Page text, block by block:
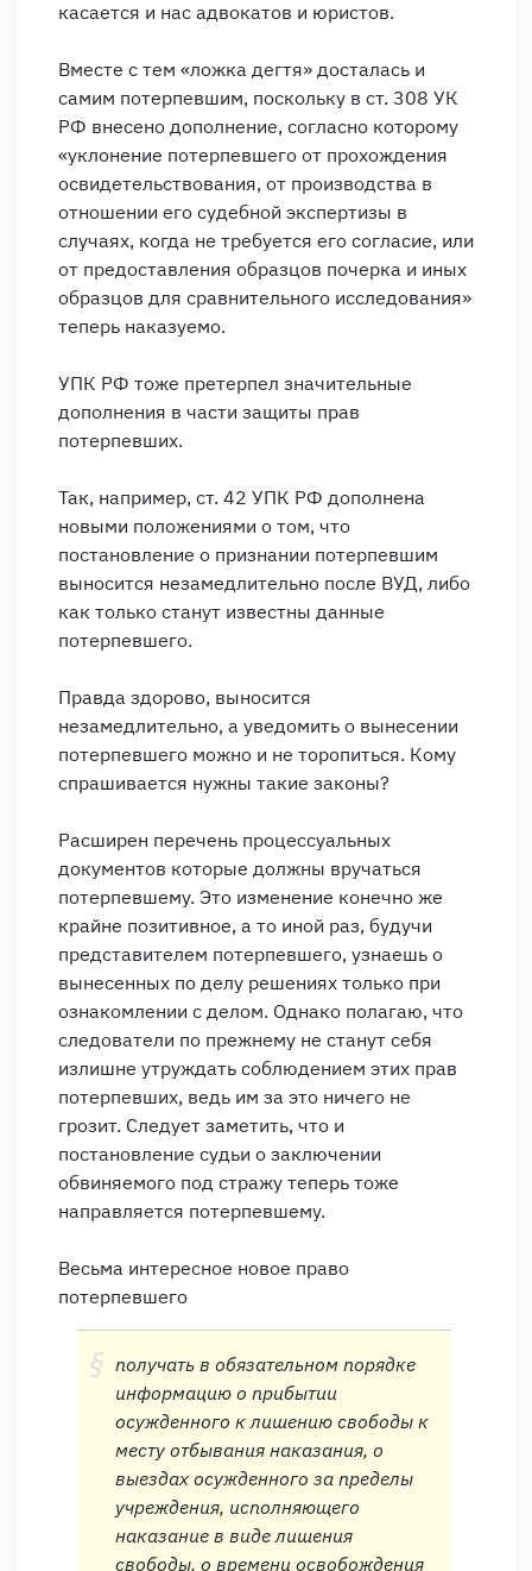
касается и нас адвокатов и юристов.
Вместе с тем «ложка дегтя» досталась и
самим потерпевшим, поскольку в ст. 308 УК
РФ внесено дополнение, согласно которому
«уклонение потерпевшего от прохождения
освидетельствования, от производства в
отношении его судебной экспертизы в
случаях, когда не требуется его согласие, или
от предоставления образцов почерка и иных
образцов для сравнительного исследования»
теперь наказуемо.
УПК РФ тоже претерпел значительные
дополнения в части защиты прав
потерпевших.
Так, например, ст. 42 УПК РФ дополнена
новыми положениями о том, что
постановление о признании потерпевшим
выносится незамедлительно после ВУД, либо
как только станут известны данные
потерпевшего.
Правда здорово, выносится
незамедлительно, а уведомить о вынесении
потерпевшего можно и не торопиться. Кому
спрашивается нужны такие законы?
Расширен перечень процессуальных
документов которые должны вручаться
потерпевшему. Это изменение конечно же
крайне позитивное, а то иной раз, будучи
представителем потерпевшего, узнаешь о
вынесенных по делу решениях только при
ознакомлении с делом. Однако полагаю, что
следователи по прежнему не станут себя
излишне утруждать соблюдением этих прав
потерпевших, ведь им за это ничего не
грозит. Следует заметить, что и
постановление судьи о заключении
обвиняемого под стражу теперь тоже
направляется потерпевшему.
Весьма интересное новое право
потерпевшего
получать в обязательном порядке
информацию о прибытии
осужденного к лишению свободы к
месту отбывания наказания, о
выездах осужденного за пределы
учреждения, исполняющего
наказание в виде лишения
свободы, о времени освобождения